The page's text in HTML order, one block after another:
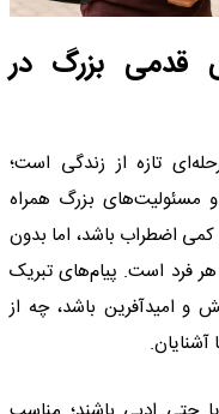
قدمی بزرگ در
تازه از زندگی است؛
مسئولیت‌های بزرگ همراه
اضطراب باشد، اما بدون
است. پیام‌های تبریک
و امیدآفرین باشد، چه از
آشنایان.